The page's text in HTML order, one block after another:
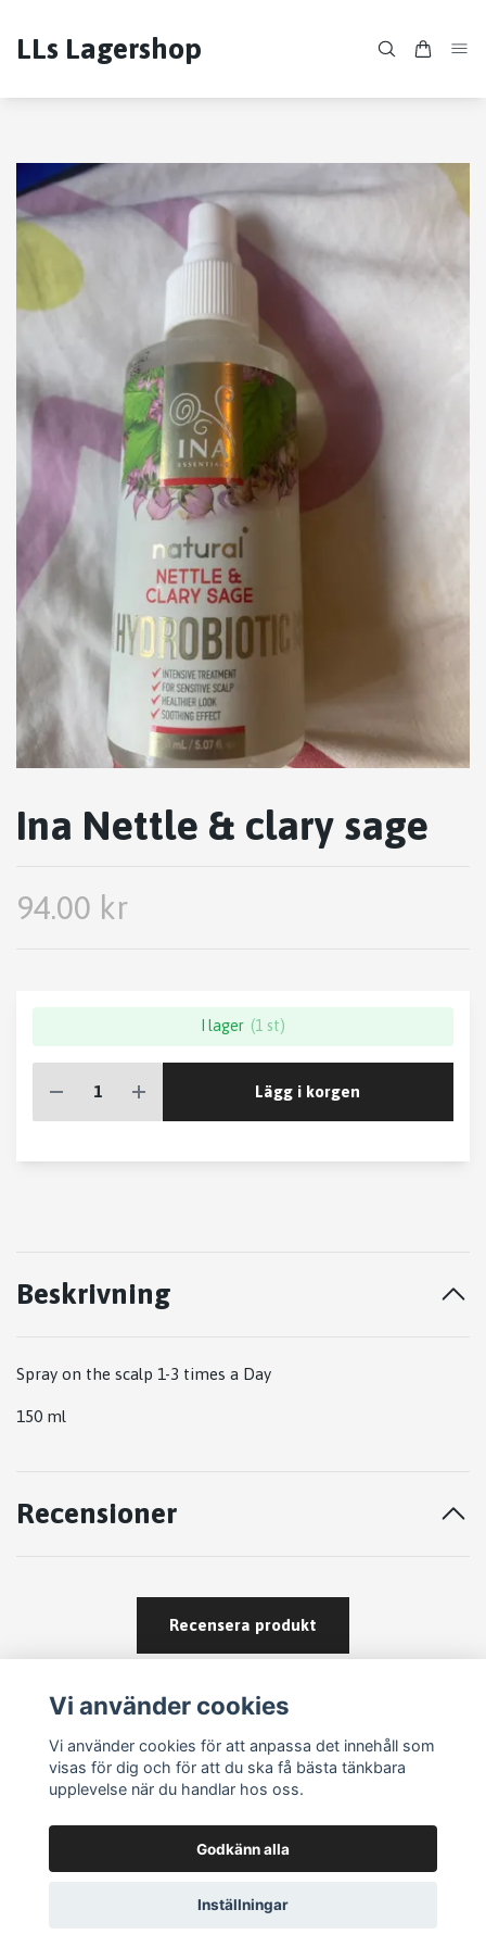
LLs Lagershop
Ina Nettle & clary sage
94.00 kr
I lager (1 st)
Lägg i korgen
Beskrivning
Spray on the scalp 1-3 times a Day
150 ml
Recensioner
Recensera produkt
Om köp och returer
Vi använder cookies
Vi använder cookies för att anpassa det innehåll som
visas för dig och för att du ska få bästa tänkbara
upplevelse när du handlar hos oss.
Godkänn alla
Inställningar